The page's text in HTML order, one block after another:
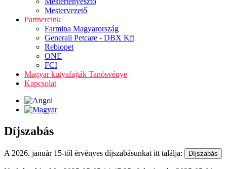
Mestervezető
Partnereink
Farmina Magyarország
Generali Petcare - DBX Kft
Rebiopet
ONE
FCI
Magyar kutyafajták Tanösvénye
Kapcsolat
Díjszabás
A 2026. január 15-től érvényes díjszabásunkat itt találja: